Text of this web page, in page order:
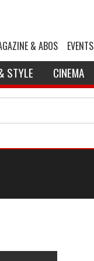
& ABOS EVENTS
STYLE CINEMA